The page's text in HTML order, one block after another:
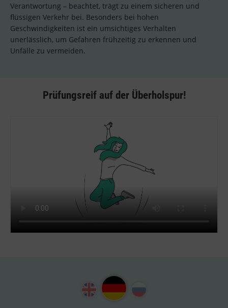
Verantwortung – beachtet, trägt zu einem sicheren und
flüssigen Verkehr bei. Besonders bei hohen
Geschwindigkeiten ist ein umsichtiges Verhalten
unerlässlich, um Gefahren frühzeitig zu erkennen und
Unfälle zu vermeiden.
Prüfungsreif auf der Überholspur!